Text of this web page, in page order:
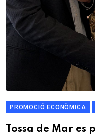
PROMOCIÓ ECONÒMICA
Tossa de Mar